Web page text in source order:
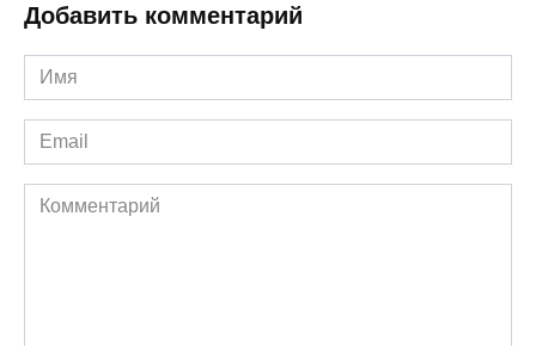
Добавить комментарий
Имя
*
Email
*
Комментарий